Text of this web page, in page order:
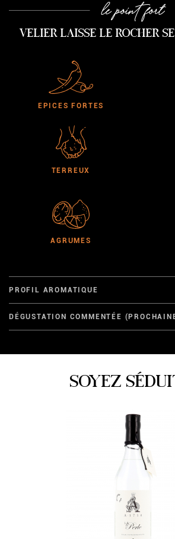
le point fort
Velier laisse Le Rocher
EPICES FORTES
TERREUX
AGRUMES
PROFIL AROMATIQUE
DÉGUSTATION COMMENTÉE
SOYEZ SÉDUIT